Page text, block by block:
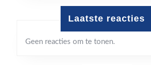
Laatste reacties
Geen reacties om te tonen.